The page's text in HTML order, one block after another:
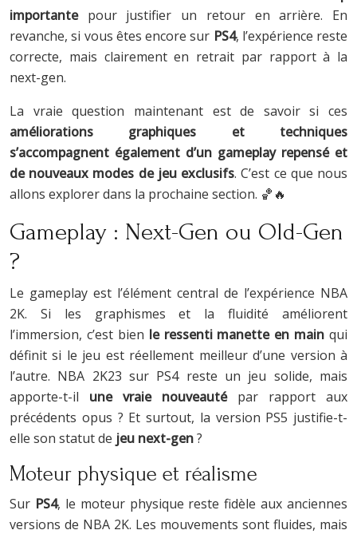
importantepour justifier un retour en arrière. En
revanche, si vous êtes encore sur PS4, l’expérience reste
correcte, mais clairement en retrait par rapport à la
next-gen.
La vraie question maintenant est de savoir si ces
améliorations graphiques et techniques
s’accompagnent également d’un gameplay repensé et
de nouveaux modes de jeu exclusifs. C’est ce que nous
allons explorer dans la prochaine section. 🏀🔥
Gameplay : Next-Gen ou Old-Gen
?
Le gameplay est l’élément central de l’expérience NBA
2K. Si les graphismes et la fluidité améliorent
l’immersion, c’est bien le ressenti manette en main qui
définit si le jeu est réellement meilleur d’une version à
l’autre. NBA 2K23 sur PS4 reste un jeu solide, mais
apporte-t-il une vraie nouveautépar rapport aux
précédents opus ? Et surtout, la version PS5 justifie-t-
elle son statut de jeu next-gen?
Moteur physique et réalisme
Sur PS4, le moteur physique reste fidèle aux anciennes
versions de NBA 2K. Les mouvements sont fluides, mais